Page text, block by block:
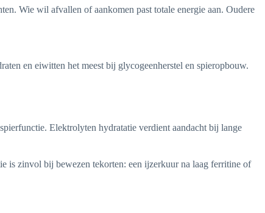
Wie wil afvallen of aankomen past totale energie aan. Oudere
en eiwitten het meest bij glycogeenherstel en spieropbouw.
Elektrolyten hydratatie verdient aandacht bij lange
is zinvol bij bewezen tekorten: een ijzerkuur na laag ferritine of